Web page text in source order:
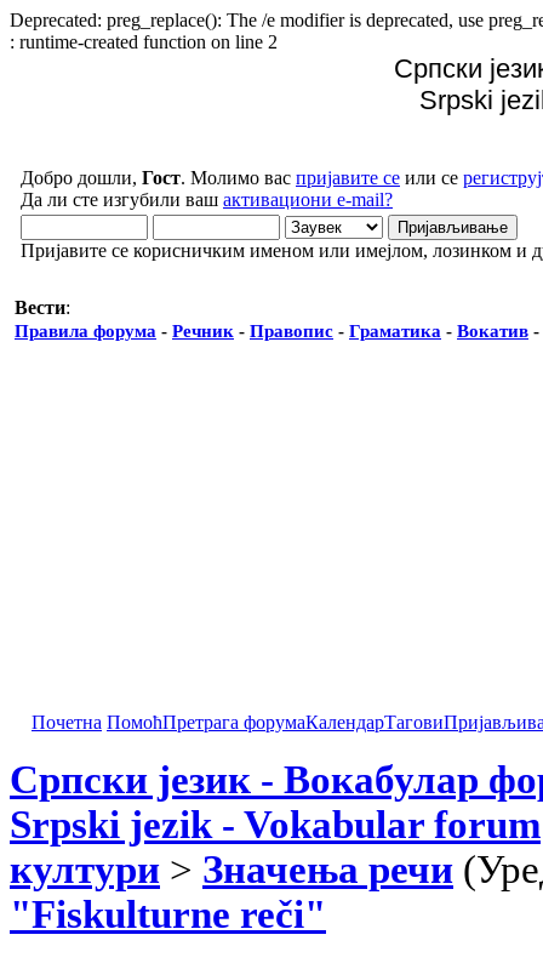
Deprecated: preg_replace(): The /e modifier is deprecated, use
: runtime-created function on line 2
Српски
Srpski
Добро дошли, Гост. Молимо вас пријавите се или се
Да ли сте изгубили ваш активациони e-mail?
Пријавите се корисничким именом или имејлом, лозинком и
Вести:
Правила форума - Речник - Правопис - Граматика - Вокатив -
Почетна ПомоћПретрага форумаКалендарТагови
Српски језик - Вокабулар
Srpski jezik - Vokabular forum
култури > Значења речи
"Fiskulturne reči"